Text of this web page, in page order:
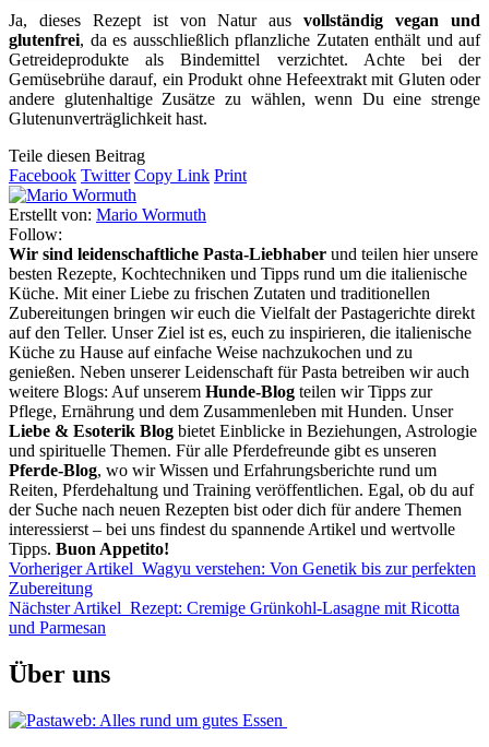
Ja, dieses Rezept ist von Natur ausvollständig vegan und
glutenfrei, da es ausschließlich pflanzliche Zutaten enthält und auf
Getreideprodukte als Bindemittel verzichtet. Achte bei der
Gemüsebrühe darauf, ein Produkt ohne Hefeextrakt mit Gluten oder
andere glutenhaltige Zusätze zu wählen, wenn Du eine strenge
Glutenunverträglichkeit hast.
Teile diesen Beitrag
Facebook Twitter Copy Link Print
Erstellt von: Mario Wormuth
Follow:
Wir sind leidenschaftliche Pasta-Liebhaber und teilen hier unsere
besten Rezepte, Kochtechniken und Tipps rund um die italienische
Küche. Mit einer Liebe zu frischen Zutaten und traditionellen
Zubereitungen bringen wir euch die Vielfalt der Pastagerichte direkt
auf den Teller. Unser Ziel ist es, euch zu inspirieren, die italienische
Küche zu Hause auf einfache Weise nachzukochen und zu
genießen. Neben unserer Leidenschaft für Pasta betreiben wir auch
weitere Blogs: Auf unserem Hunde-Blog teilen wir Tipps zur
Pflege, Ernährung und dem Zusammenleben mit Hunden. Unser
Liebe & Esoterik Blog bietet Einblicke in Beziehungen, Astrologie
und spirituelle Themen. Für alle Pferdefreunde gibt es unseren
Pferde-Blog, wo wir Wissen und Erfahrungsberichte rund um
Reiten, Pferdehaltung und Training veröffentlichen. Egal, ob du auf
der Suche nach neuen Rezepten bist oder dich für andere Themen
interessierst – bei uns findest du spannende Artikel und wertvolle
Tipps. Buon Appetito!
Vorheriger Artikel Wagyu verstehen: Von Genetik bis zur perfekten
Zubereitung
Nächster Artikel Rezept: Cremige Grünkohl-Lasagne mit Ricotta
und Parmesan
Über uns